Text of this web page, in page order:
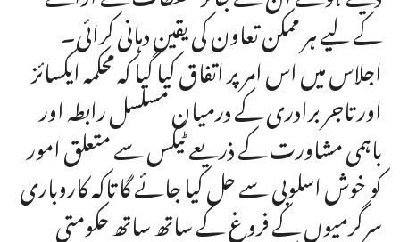
کے لیے ہر ممکن تعاون کی یقین دہانی کرائی۔
اجلاس میں اس امر پر اتفاق کیا گیا کہ محکمہ ایکسائز
اور تاجر برادری کے درمیان مسلسل رابطہ اور
باہمی مشاورت کے ذریعے ٹیکس سے متعلق امور
کو خوش اسلوبی سے حل کیا جائے گا تاکہ کاروباری
سرگرمیوں کے فروغ کے ساتھ ساتھ حکومتی